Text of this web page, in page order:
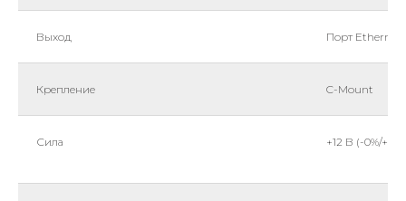
Выход Порт
Крепление C-Mount
Сила +12 В (-0%/+5%)